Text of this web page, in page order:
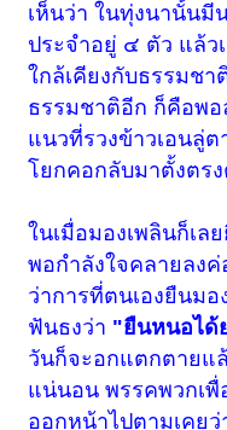
เห็นว่า ในทุ่งนานั้นมี
ประจำอยู่ ๔ ตัว แล้ว
ใกล้เคียงกับธรรมช
ธรรมชาติอีก ก็คือพ
แนวที่รวงข้าวเอนลู่
โยกคอกลับมาตั้งตร
ในเมื่อมองเพลินก็เล
พอกำลังใจคลายลง
ว่าการที่ตนเองยืนม
ฟันธงว่า "ยืนหนอได้
วันก็จะอกแตกตายแ
แน่นอน พรรคพวกเ
ออกหน้าไปตามเคยว่